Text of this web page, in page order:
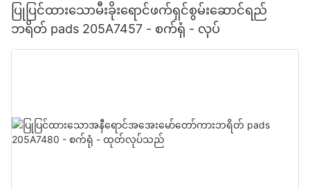
ပြုပြင်ထားသောမီးခိုးရောင်ဖက်ရှင်စွမ်းဆောင်ရည်
ဘရိတ် pads 205A7457 - စက်ရုံ - လုပ်